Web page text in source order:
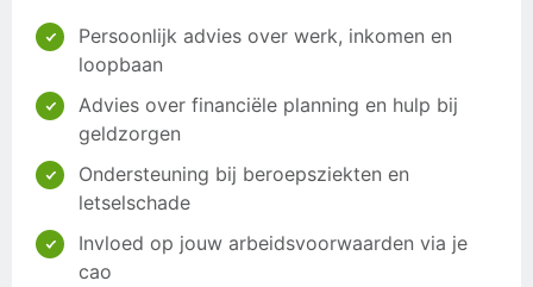
Persoonlijk advies over werk, inkomen en
loopbaan
Advies over financiële planning en hulp bij
geldzorgen
Ondersteuning bij beroepsziekten en
letselschade
Invloed op jouw arbeidsvoorwaarden via je
cao